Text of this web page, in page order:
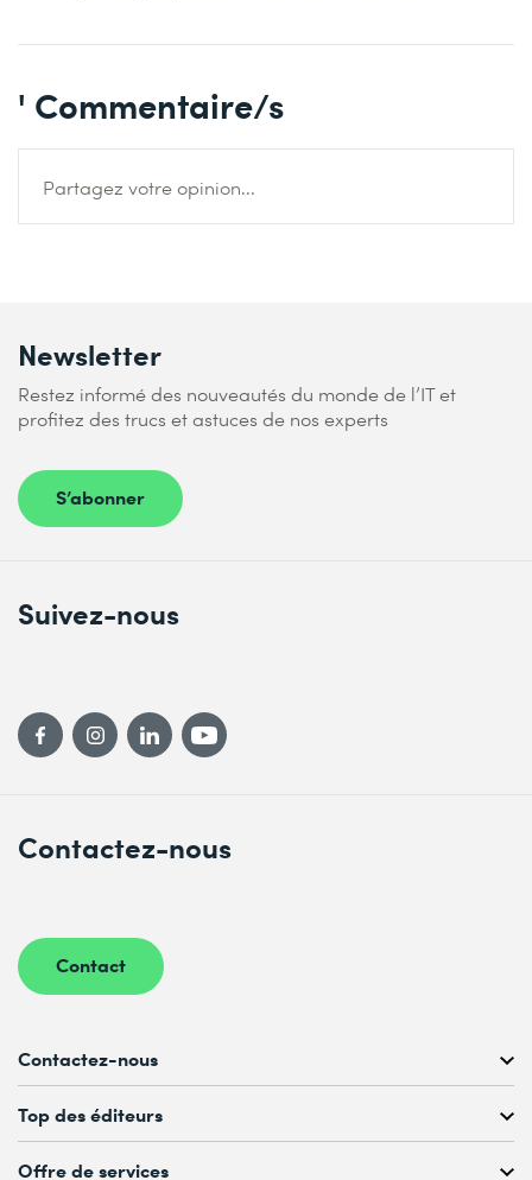
' Commentaire/s
Partagez votre opinion...
Newsletter
Restez informé des nouveautés du monde de l’IT et
profitez des trucs et astuces de nos experts
S’abonner
Contactez-nous
Contact
Suivez-nous
Contactez-nous
Conseil personnalisé au
022 738 80 80 ou 021 321 65 00
Top des éditeurs
Offre de services